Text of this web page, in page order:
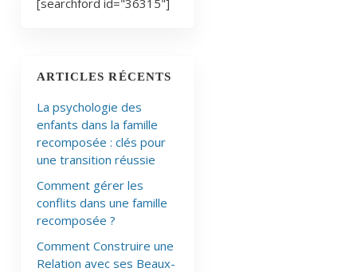
[searchford id="36315"]
ARTICLES RÉCENTS
La psychologie des
enfants dans la famille
recomposée : clés pour
une transition réussie
Comment gérer les
conflits dans une famille
recomposée ?
Comment Construire une
Relation avec ses Beaux-